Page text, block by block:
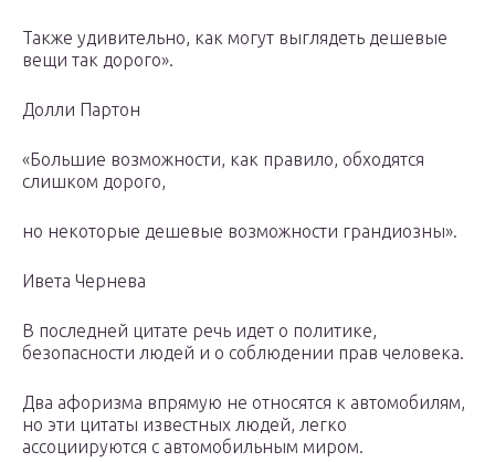
Также удивительно, как могут выглядеть дешевые
вещи так дорого».
Долли Партон
«Большие возможности, как правило, обходятся
слишком дорого,
но некоторые дешевые возможности грандиозны».
Ивета Чернева
В последней цитате речь идет о политике,
безопасности людей и о соблюдении прав человека.
Два афоризма впрямую не относятся к автомобилям,
но эти цитаты известных людей, легко
ассоциируются с автомобильным миром.